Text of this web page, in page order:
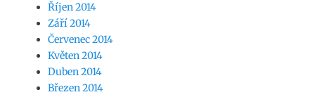
Říjen 2014
Září 2014
Červenec 2014
Květen 2014
Duben 2014
Březen 2014